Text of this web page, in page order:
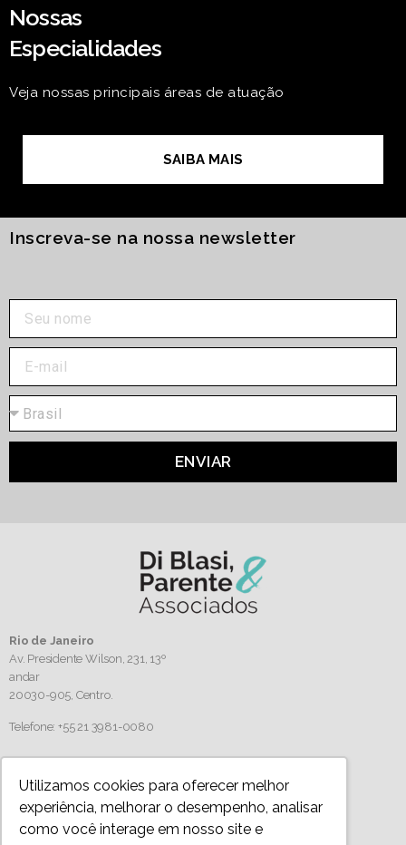
Utilizamos cookies para oferecer melhor
experiência, melhorar o desempenho, analisar
como você interage em nosso site e
Nossas
Especialidades
Veja nossas principais áreas de atuação
SAIBA MAIS
Inscreva-se na nossa newsletter
ENVIAR
Rio de Janeiro
Av. Presidente Wilson, 231, 13º
andar
20030-905, Centro.
Telefone: +55 21 3981-0080
Siga-nos